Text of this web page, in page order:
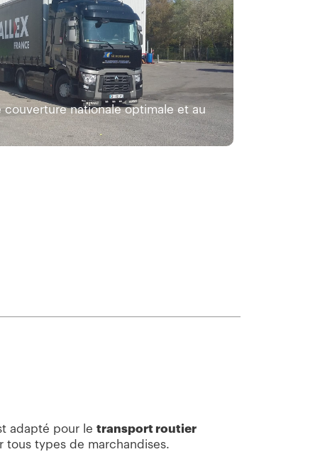
couverture nationale optimale et au
adapté pour le transport routier
tous types de marchandises.